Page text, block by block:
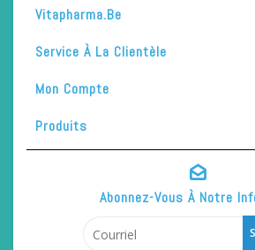
Vitapharma.be
Service À La Clientèle
Mon Compte
Produits
Abonnez-Vous À Notre